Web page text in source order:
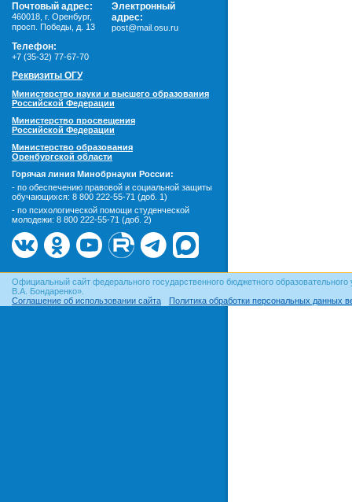
Почтовый адрес:
460018 г. Оренбург,
просп. Победы, д. 13
Электронный
адрес:
post@mail.osu.ru
Телефон:
+7 (35-32) 77-67-70
Реквизиты ОГУ
Министерство науки и высшего образования
Российской Федерации
Министерство просвещения
Российской Федерации
Министерство образования
Оренбургской области
Горячая линия Минобрнауки России:
- по обеспечению правовой и социальной защиты
обучающихся: 8 800 222-55-71 (доб. 1)
- по психологической помощи студенческой
молодежи: 8 800 222-55-71 (доб. 2)
Официальный сайт федерального государственного бюджетного
В.А. Бондаренко».
Соглашение об использовании сайта
Политика обработки персональных данных